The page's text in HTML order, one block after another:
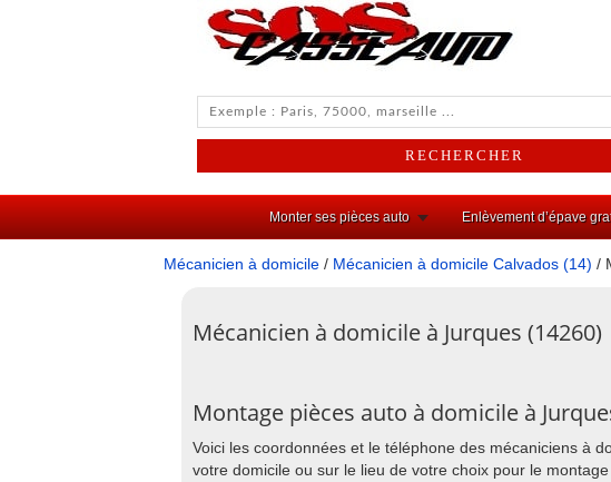
Monter ses pièces auto Enlèvement d’épave
Mécanicien à domicile / Mécanicien à domicile Calvados (14) /
Mécanicien à domicile à Jurques (14260)
Montage pièces auto à domicile à
Voici les coordonnées et le téléphone des mécaniciens à
votre domicile ou sur le lieu de votre choix pour le